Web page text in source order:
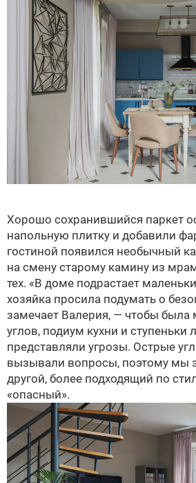
Хорошо сохранившийся паркет
напольную плитку и добавили
гостиной появился необычный
на смену старому камину из
тех. «В доме подрастает
хозяйка просила подумать о
замечает Валерия, — чтобы была
углов, подиум кухни и ступеньки
представляли угрозы. Острые
вызывали вопросы, поэтому мы
другой, более подходящий по
«опасный».